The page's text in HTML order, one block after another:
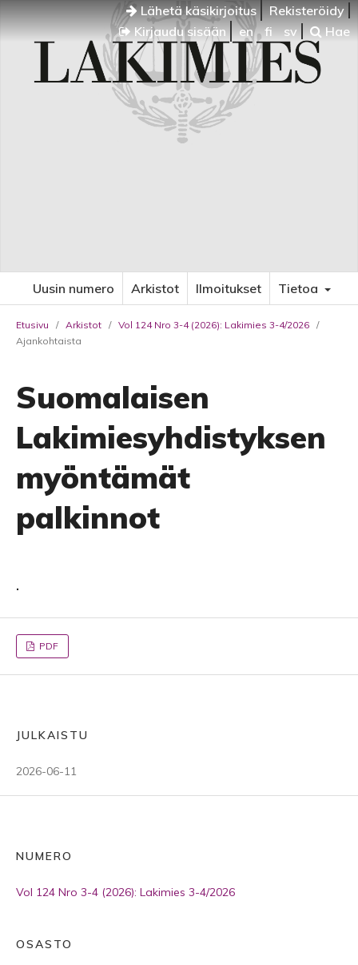
Lähetä käsikirjoitus
Rekisteröidy
Kirjaudu sisään
en fi sv Hae
Uusin numero Arkistot Ilmoitukset Tietoa
Etusivu / Arkistot / Vol 124 Nro 3-4 (2026): Lakimies 3-4/2026 /
Ajankohtaista
Suomalaisen
Lakimiesyhdistyksen
myöntämät
palkinnot
.
PDF
JULKAISTU
2026-06-11
NUMERO
Vol 124 Nro 3-4 (2026): Lakimies 3-4/2026
OSASTO